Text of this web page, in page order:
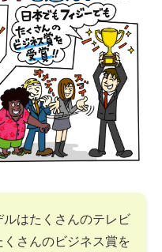
はたくさんのテレビ
さんのビジネス賞を